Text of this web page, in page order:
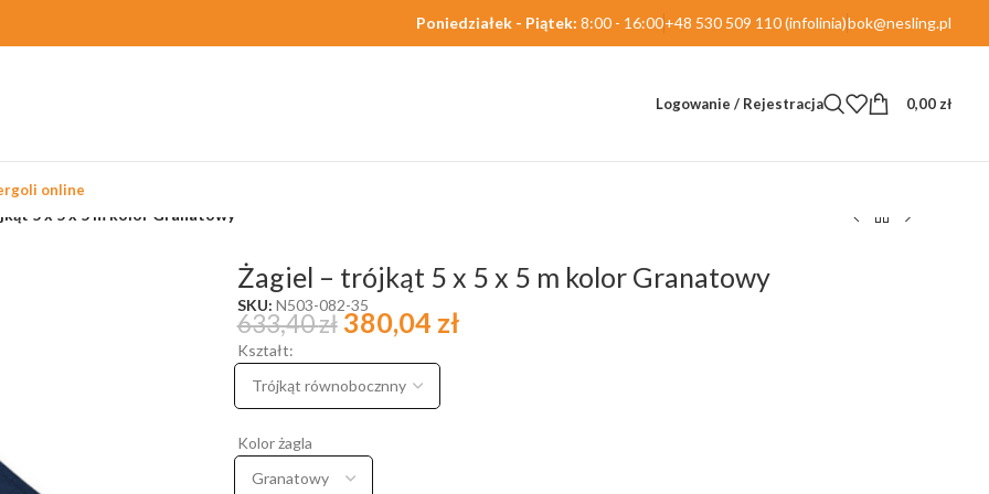
Poniedziałek - Piątek: 8:00 - 16:00+48 530 509 110 (infolinia)bok@nesling.pl
Logowanie / Rejestracja 0,00 zł
online
5 x 5 x 5 m kolor Granatowy
Żagiel – trójkąt 5 x 5 x 5 m kolor Granatowy
SKU: N503-082-35
633,40zł380,04 zł
Kształt:
Kolor żagla